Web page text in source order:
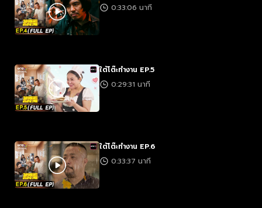
0:33:06 นาที
ใต้โต๊ะทำงาน EP.5
0:29:31 นาที
ใต้โต๊ะทำงาน EP.6
0:33:37 นาที